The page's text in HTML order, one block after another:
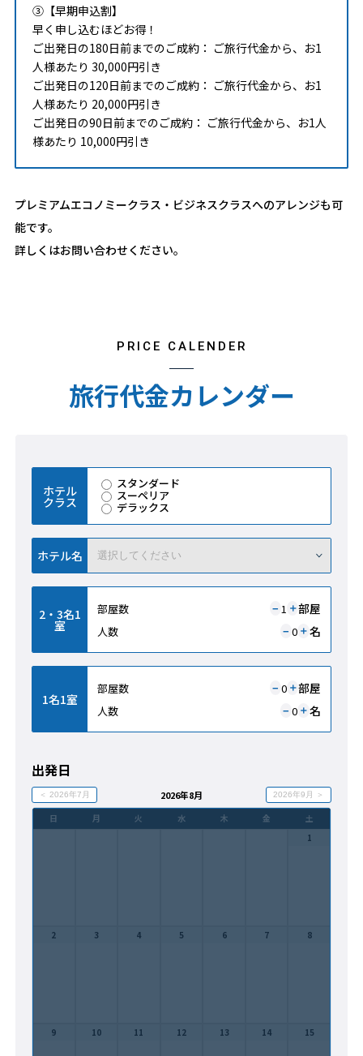
③【早期申込割】
早く申し込むほどお得！
ご出発日の180日前までのご成約： ご旅行代金から、お1
人様あたり 30,000円引き
ご出発日の120日前までのご成約： ご旅行代金から、お1
人様あたり 20,000円引き
ご出発日の90日前までのご成約： ご旅行代金から、お1人
様あたり 10,000円引き
プレミアムエコノミークラス・ビジネスクラスへのアレンジも可
能です。
詳しくはお問い合わせください。
PRICE CALENDER
旅行代金カレンダー
ホテル
クラス
スタンダード
スーペリア
デラックス
ホテル名
2・3名1
室
部屋数 − 1 ＋部屋
人数 − 0 ＋ 名
1名1室
部屋数 − 0 ＋部屋
人数 − 0 ＋ 名
出発日
＜ 2026年7月 2026年8月 2026年9月 ＞
日 月 火 水 木 金
土
1
2 3 4 5 6 7 8
9 10 11 12 13 14 15